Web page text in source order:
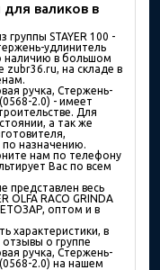
для валиков в
STAYER 100 -
удлинитель
наличию в большом
zubr36.ru, на складе в
ручка, Стержень-
2.0) - имеет
Для
а так же
по назначению.
нам по телефону
Вас по всем
представлен весь
OLFA RACO GRINDA
оптом и в
характеристики, в
о группе
ручка, Стержень-
2.0) на нашем